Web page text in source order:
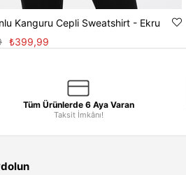
Kanguru Cepli Sweatshirt - Ekru
₺399,99
Tüm Ürünlerde 6 Aya Varan
Taksit İmkânı!